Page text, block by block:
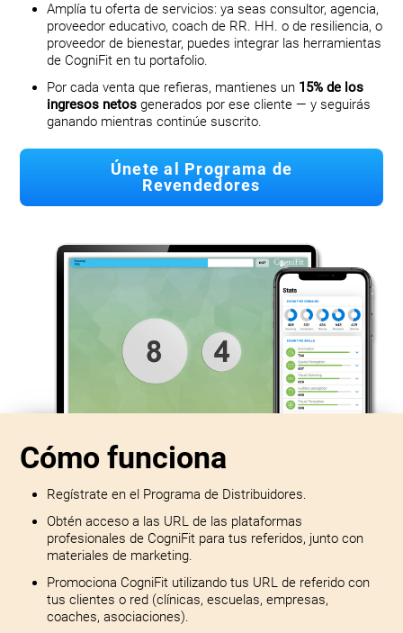
Amplía tu oferta de servicios: ya seas consultor, agencia,
proveedor educativo, coach de RR. HH. o de resiliencia, o
proveedor de bienestar, puedes integrar las herramientas
de CogniFit en tu portafolio.
Por cada venta que refieras, mantienes un 15% de los
ingresos netos generados por ese cliente — y seguirás
ganando mientras continúe suscrito.
Únete al Programa de
Revendedores
Cómo funciona
Regístrate en el Programa de Distribuidores.
Obtén acceso a las URL de las plataformas
profesionales de CogniFit para tus referidos, junto con
materiales de marketing.
Promociona CogniFit utilizando tus URL de referido con
tus clientes o red (clínicas, escuelas, empresas,
coaches, asociaciones).